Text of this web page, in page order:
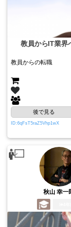
教員からIT業界
教員からの転職
後で見る
ID:6qFsT5raZ5Vhp1wX
秋山 幸一